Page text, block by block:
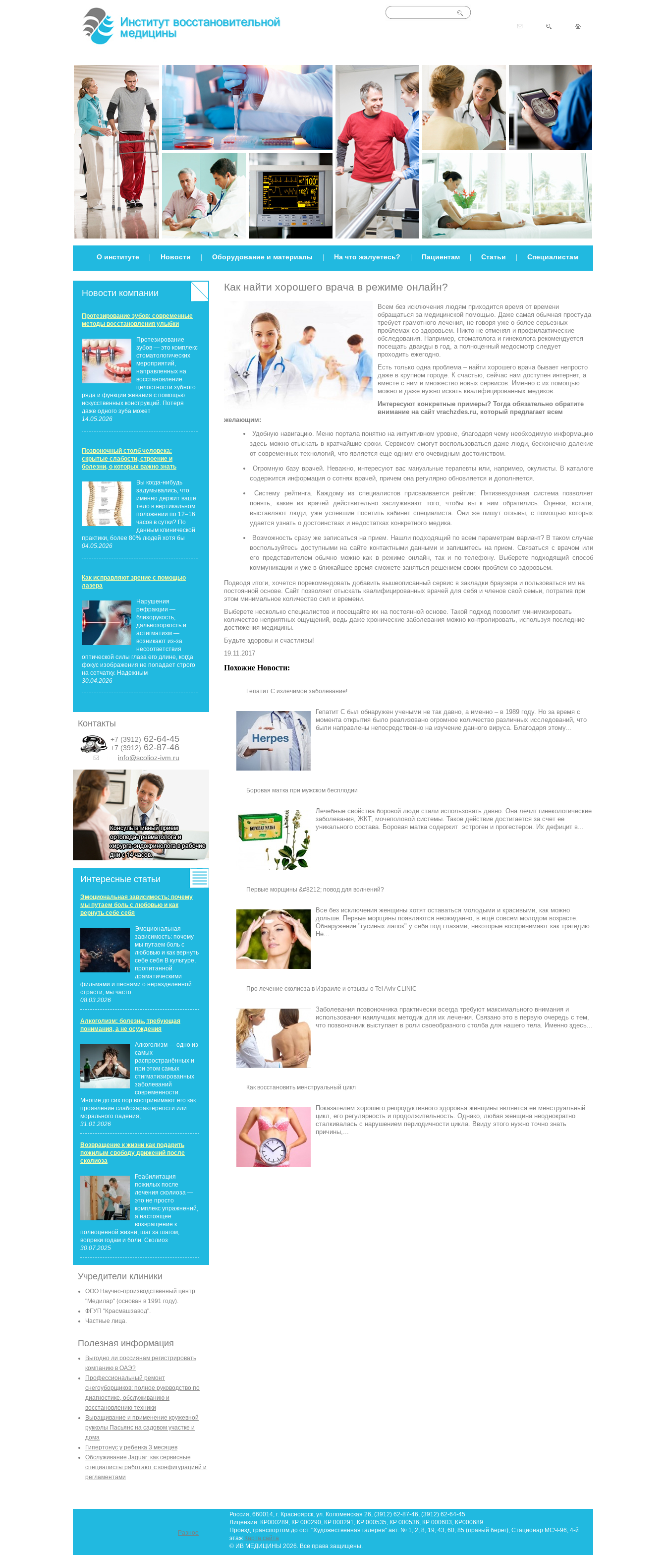
О институте Новости Оборудование и материалы На что жалуетесь? Пациентам Статьи Специалистам
Новости компании
Протезирование зубов: современные
методы восстановления улыбки
Протезирование
зубов — это комплекс
стоматологических
мероприятий,
направленных на
восстановление
целостности зубного
ряда и функции жевания с помощью
искусственных конструкций. Потеря
даже одного зуба может
14.05.2026
Позвоночный столб человека:
скрытые слабости, строение и
болезни, о которых важно знать
Вы когда-нибудь
задумывались, что
именно держит ваше
тело в вертикальном
положении по 12–16
часов в сутки? По
данным клинической
практики, более 80% людей хотя бы
04.05.2026
Как исправляют зрение с помощью
лазера
Нарушения
рефракции —
близорукость,
дальнозоркость и
астигматизм —
возникают из-за
несоответствия
оптической силы глаза его длине, когда
фокус изображения не попадает строго
на сетчатку. Надежным
30.04.2026
Контакты
+7 (3912) 62-64-45
+7 (3912) 62-87-46
info@scolioz-ivm.ru
Интересные статьи
Эмоциональная зависимость: почему
мы путаем боль с любовью и как
вернуть себе себя
Эмоциональная
зависимость: почему
мы путаем боль с
любовью и как вернуть
себе себя В культуре,
пропитанной
драматическими
фильмами и песнями о неразделенной
страсти, мы часто
08.03.2026
Алкоголизм: болезнь, требующая
понимания, а не осуждения
Алкоголизм — одно из
самых
распространённых и
при этом самых
стигматизированных
заболеваний
современности.
Многие до сих пор воспринимают его как
проявление слабохарактерности или
морального падения,
31.01.2026
Возвращение к жизни как подарить
пожилым свободу движений после
сколиоза
Реабилитация
пожилых после
лечения сколиоза —
это не просто
комплекс упражнений,
а настоящее
возвращение к
полноценной жизни, шаг за шагом,
вопреки годам и боли. Сколиоз
30.07.2025
Учредители клиники
ООО Научно-производственный центр
"Медилар" (основан в 1991 году).
ФГУП "Красмашзавод".
Частные лица.
Полезная информация
Выгодно ли россиянам регистрировать
компанию в ОАЭ?
Профессиональный ремонт
снегоуборщиков: полное руководство по
диагностике, обслуживанию и
восстановлению техники
Выращивание и применение кружевной
рукколы Пасьянс на садовом участке и
дома
Гипертонус у ребенка 3 месяцев
Обслуживание Jaguar: как сервисные
специалисты работают с конфигурацией и
регламентами
Как найти хорошего врача в режиме онлайн?
Всем без исключения людям приходится время от времени
обращаться за медицинской помощью. Даже самая обычная простуда
требует грамотного лечения, не говоря уже о более серьезных
проблемах со здоровьем. Никто не отменял и профилактические
обследования. Например, стоматолога и гинеколога рекомендуется
посещать дважды в год, а полноценный медосмотр следует
проходить ежегодно.
Есть только одна проблема – найти хорошего врача бывает непросто
даже в крупном городе. К счастью, сейчас нам доступен интернет, а
вместе с ним и множество новых сервисов. Именно с их помощью
можно и даже нужно искать квалифицированных медиков.
Интересуют конкретные примеры? Тогда обязательно обратите
внимание на сайт vrachzdes.ru, который предлагает всем
желающим:
Удобную навигацию. Меню портала понятно на интуитивном уровне, благодаря чему необходимую информацию
здесь можно отыскать в кратчайшие сроки. Сервисом смогут воспользоваться даже люди, бесконечно далекие
от современных технологий, что является еще одним его очевидным достоинством.
Огромную базу врачей. Неважно, интересуют вас мануальные терапевты или, например, окулисты. В каталоге
содержится информация о сотнях врачей, причем она регулярно обновляется и дополняется.
Систему рейтинга. Каждому из специалистов присваивается рейтинг. Пятизвездочная система позволяет
понять, какие из врачей действительно заслуживают того, чтобы вы к ним обратились. Оценки, кстати,
выставляют люди, уже успевшие посетить кабинет специалиста. Они же пишут отзывы, с помощью которых
удается узнать о достоинствах и недостатках конкретного медика.
Возможность сразу же записаться на прием. Нашли подходящий по всем параметрам вариант? В таком случае
воспользуйтесь доступными на сайте контактными данными и запишитесь на прием. Связаться с врачом или
его представителем обычно можно как в режиме онлайн, так и по телефону. Выберете подходящий способ
коммуникации и уже в ближайшее время сможете заняться решением своих проблем со здоровьем.
Подводя итоги, хочется порекомендовать добавить вышеописанный сервис в закладки браузера и пользоваться им на
постоянной основе. Сайт позволяет отыскать квалифицированных врачей для себя и членов свой семьи, потратив при
этом минимальное количество сил и времени.
Выберете несколько специалистов и посещайте их на постоянной основе. Такой подход позволит минимизировать
количество неприятных ощущений, ведь даже хронические заболевания можно контролировать, используя последние
достижения медицины.
Будьте здоровы и счастливы!
19.11.2017
Похожие Новости:
Гепатит С излечимое заболевание!
Гепатит С был обнаружен учеными не так давно, а именно – в 1989 году. Но за время с
момента открытия было реализовано огромное количество различных исследований, что
были направлены непосредственно на изучение данного вируса. Благодаря этому...
Боровая матка при мужском бесплодии
Лечебные свойства боровой люди стали использовать давно. Она лечит гинекологические
заболевания, ЖКТ, мочеполовой системы. Такое действие достигается за счет ее
уникального состава. Боровая матка содержит эстроген и прогестерон. Их дефицит в...
Первые морщины &#8212; повод для волнений?
Все без исключения женщины хотят оставаться молодыми и красивыми, как можно
дольше. Первые морщины появляются неожиданно, в ещё совсем молодом возрасте.
Обнаружение "гусиных лапок" у себя под глазами, некоторые воспринимают как трагедию.
Не...
Про лечение сколиоза в Израиле и отзывы о Tel Aviv CLINIC
Заболевания позвоночника практически всегда требуют максимального внимания и
использования наилучших методик для их лечения. Связано это в первую очередь с тем,
что позвоночник выступает в роли своеобразного столба для нашего тела. Именно здесь...
Как восстановить менструальный цикл
Показателем хорошего репродуктивного здоровья женщины является ее менструальный
цикл, его регулярность и продолжительность. Однако, любая женщина неоднократно
сталкивалась с нарушением периодичности цикла. Ввиду этого нужно точно знать
причины,...
Разное
Россия, 660014, г. Красноярск, ул. Коломенская 26, (3912) 62-87-46, (3912) 62-64-45
Лицензии: КР000289, КР 000290, КР 000291, КР 000535, КР 000536, КР 000603, КР000689.
Проезд транспортом до ост. "Художественная галерея" авт. № 1, 2, 8, 19, 43, 60, 85 (правый берег), Стационар МСЧ-96, 4-й
этаж Карта сайта
© ИВ МЕДИЦИНЫ 2026. Все права защищены.